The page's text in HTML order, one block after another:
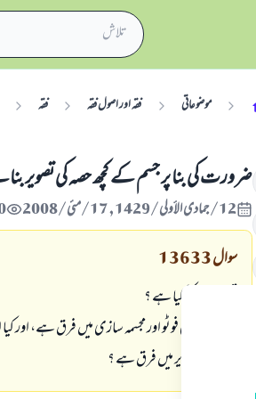
موضوعاتی فقہ اور اصول فقہ فقہ
ضرورت كى بنا پر جسم كے كچھ حصہ كى تصوير
12/جمادى الأولى/1429 , 17/مئی/2008
سوال13633
تصوير كا حكم كيا ہے ؟
اور كيا كيمرہ كى فوٹو اور مجسمہ سازى ميں فرق ہے،
وغيرہ كى تصوير ميں فرق ہے ؟